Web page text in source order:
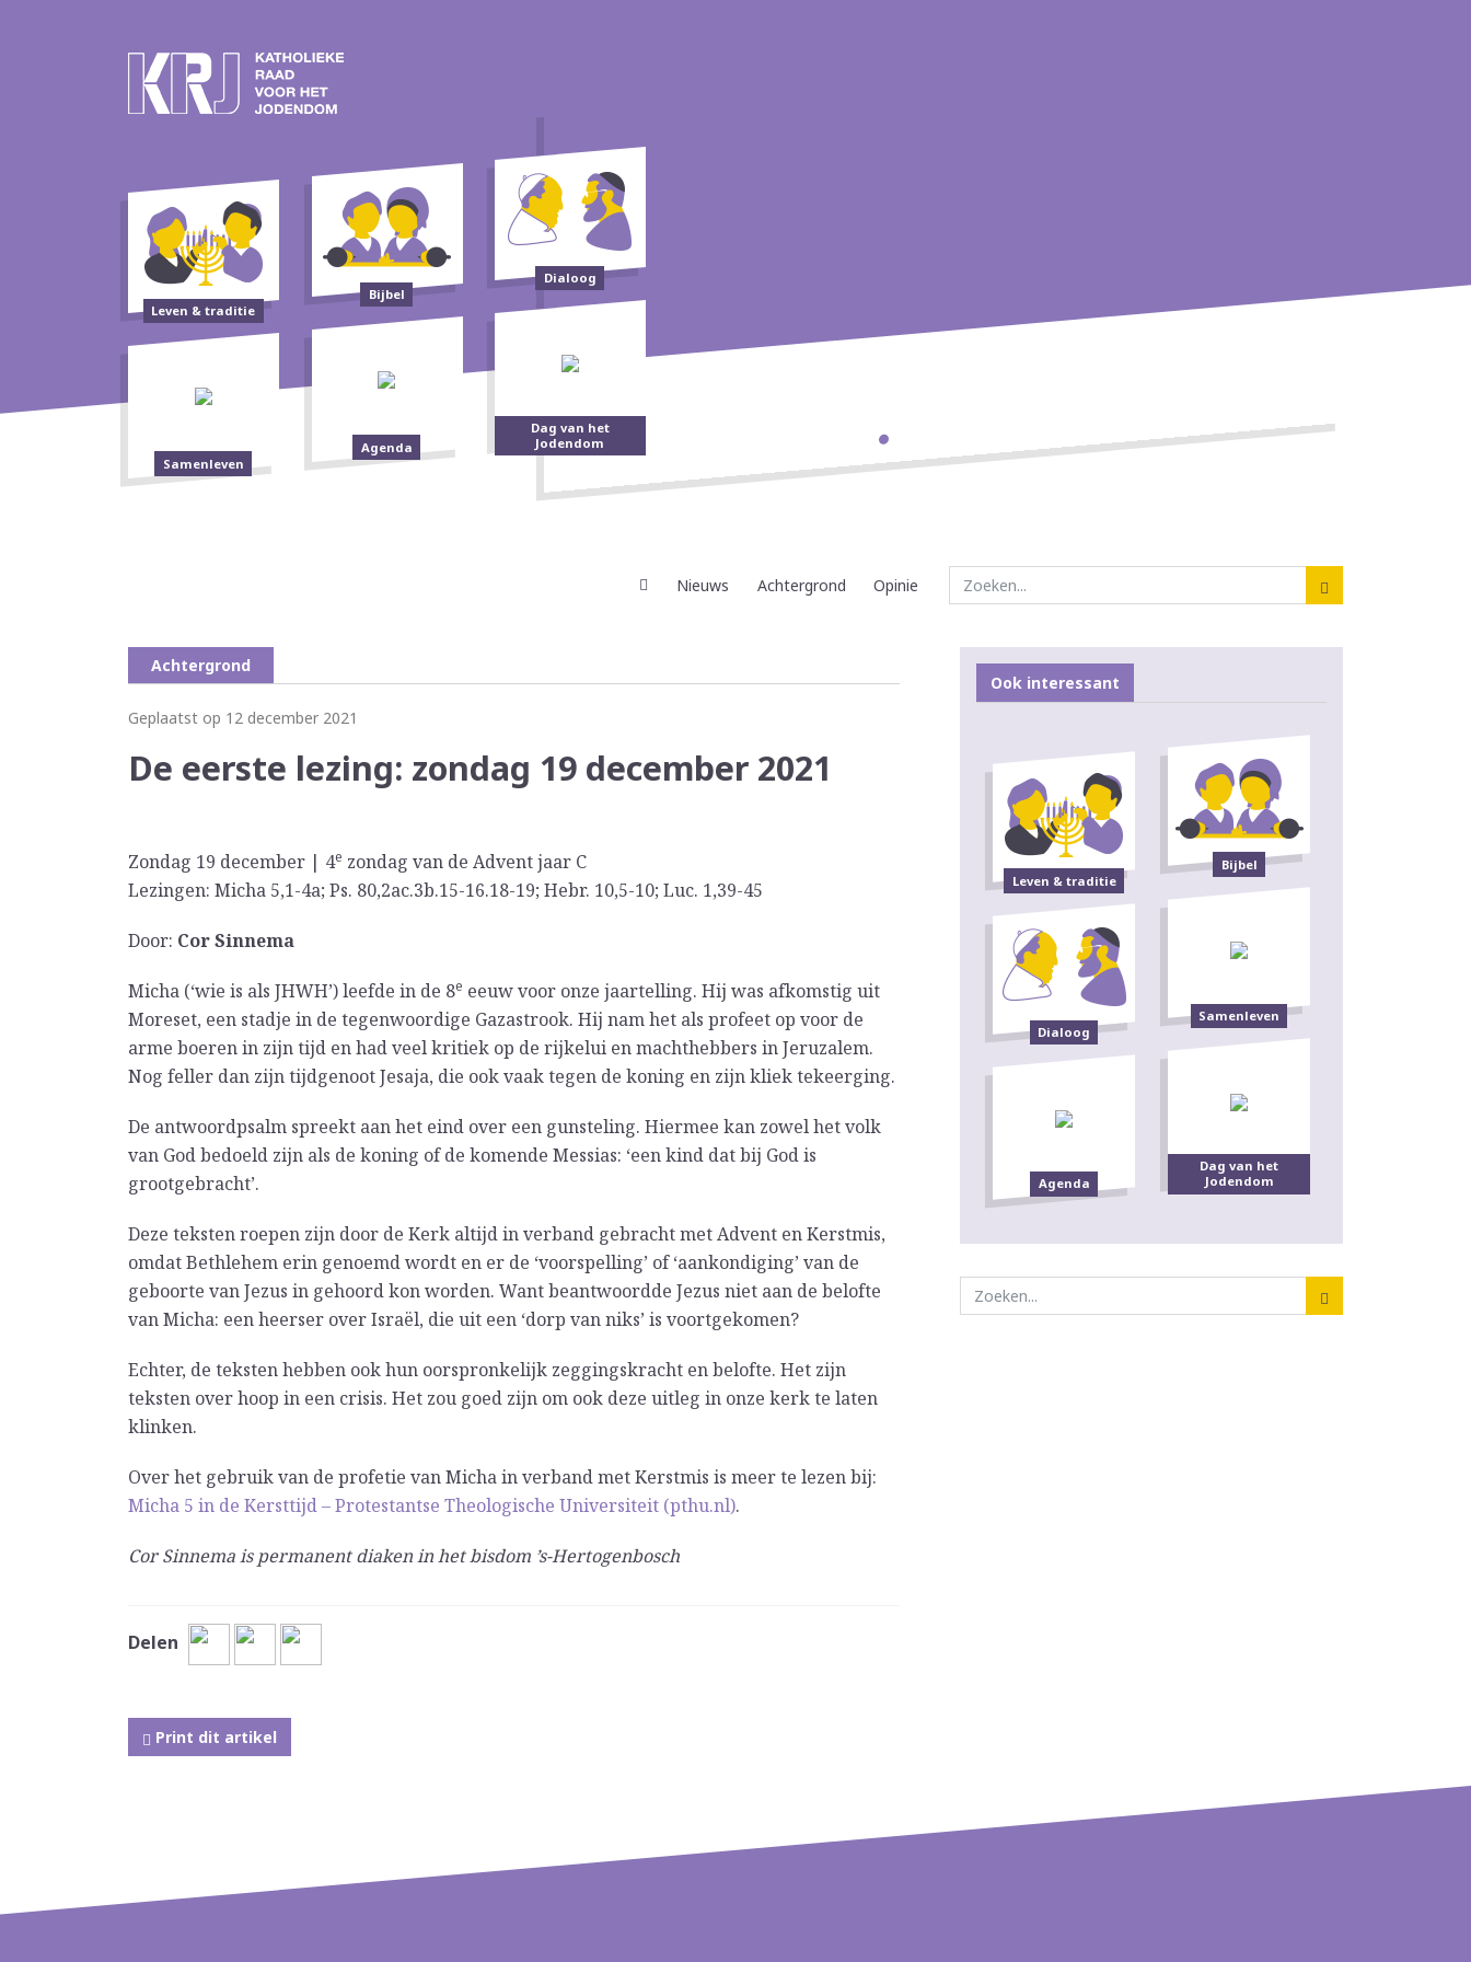
Leven & traditie
Bijbel
Dialoog
Samenleven
Agenda
Dag van het
Jodendom
Nieuws Achtergrond Opinie
Achtergrond
Geplaatst op 12 december 2021
De eerste lezing: zondag 19 december 2021
Zondag 19 december | 4e zondag van de Advent jaar C
Lezingen: Micha 5,1-4a; Ps. 80,2ac.3b.15-16.18-19; Hebr. 10,5-10; Luc. 1,39-45
Door: Cor Sinnema
Micha (‘wie is als JHWH’) leefde in de 8e eeuw voor onze jaartelling. Hij was afkomstig uit
Moreset, een stadje in de tegenwoordige Gazastrook. Hij nam het als profeet op voor de
arme boeren in zijn tijd en had veel kritiek op de rijkelui en machthebbers in Jeruzalem.
Nog feller dan zijn tijdgenoot Jesaja, die ook vaak tegen de koning en zijn kliek tekeerging.
De antwoordpsalm spreekt aan het eind over een gunsteling. Hiermee kan zowel het volk
van God bedoeld zijn als de koning of de komende Messias: ‘een kind dat bij God is
grootgebracht’.
Deze teksten roepen zijn door de Kerk altijd in verband gebracht met Advent en Kerstmis,
omdat Bethlehem erin genoemd wordt en er de ‘voorspelling’ of ‘aankondiging’ van de
geboorte van Jezus in gehoord kon worden. Want beantwoordde Jezus niet aan de belofte
van Micha: een heerser over Israël, die uit een ‘dorp van niks’ is voortgekomen?
Echter, de teksten hebben ook hun oorspronkelijk zeggingskracht en belofte. Het zijn
teksten over hoop in een crisis. Het zou goed zijn om ook deze uitleg in onze kerk te laten
klinken.
Over het gebruik van de profetie van Micha in verband met Kerstmis is meer te lezen bij:
Micha 5 in de Kersttijd – Protestantse Theologische Universiteit (pthu.nl).
Cor Sinnema is permanent diaken in het bisdom ’s-Hertogenbosch
Delen
Print dit artikel
Ook interessant
Leven & traditie
Bijbel
Dialoog
Samenleven
Agenda
Dag van het
Jodendom